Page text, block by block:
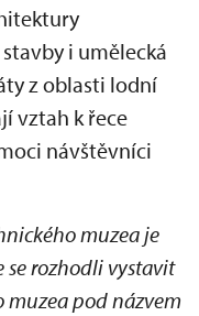
i umělecká
z oblasti lodní
vztah k řece
návštěvníci
muzea je
se rozhodli vystavit
pod názvem